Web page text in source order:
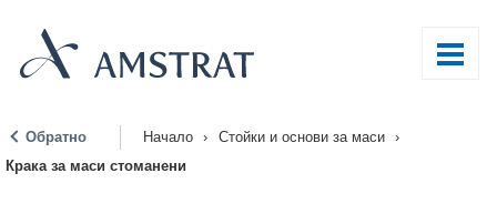
Обратно Начало › Стойки и основи за маси
›
Крака за маси стоманени